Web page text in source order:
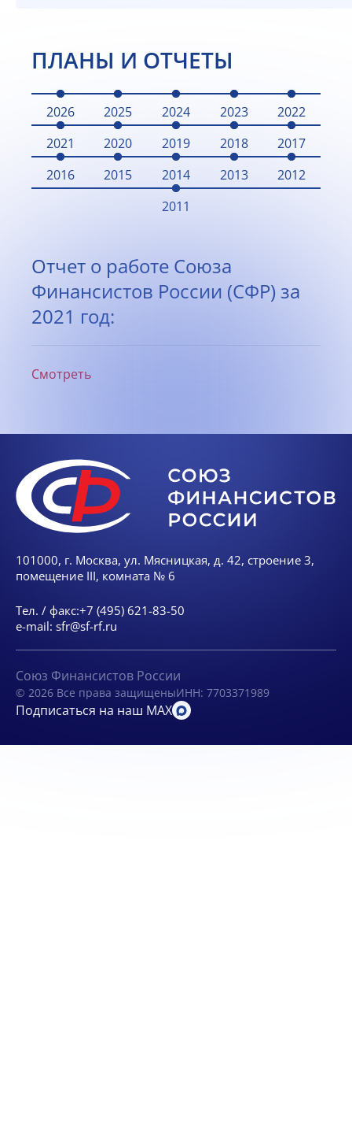
ПЛАНЫ И ОТЧЕТЫ
2026 2025 2024 2023
2022
2021
2020 2019 2018
2017
2016
2015 2014 2013
2012
2011
Отчет о работе Союза
Финансистов России (СФР) за
2021 год:
Смотреть
101000, г. Москва, ул. Мясницкая, д. 42, строение 3,
помещение III, комната № 6
Тел. / факс:+7 (495) 621-83-50
e-mail: sfr@sf-rf.ru
Союз Финансистов России
© 2026 Все права защищеныИНН: 7703371989
Подписаться на наш MAX